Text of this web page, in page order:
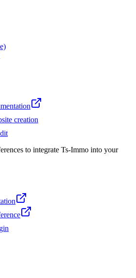
creation
to integrate Ts-Immo into your